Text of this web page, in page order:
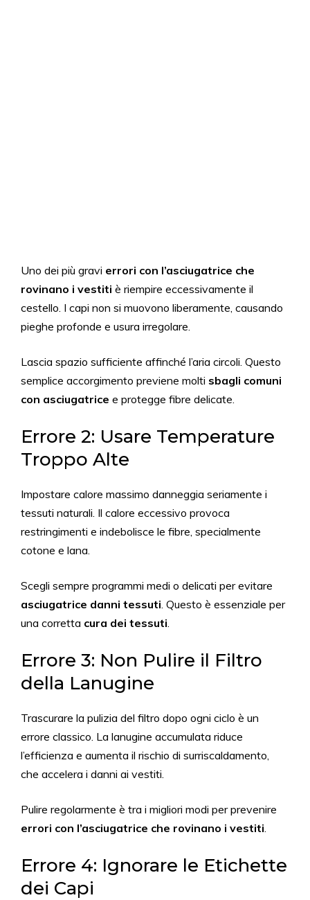
Uno dei più gravi errori con l’asciugatrice che
rovinano i vestiti è riempire eccessivamente il
cestello. I capi non si muovono liberamente, causando
pieghe profonde e usura irregolare.
Lascia spazio sufficiente affinché l’aria circoli. Questo
semplice accorgimento previene molti sbagli comuni
con asciugatrice e protegge fibre delicate.
Errore 2: Usare Temperature
Troppo Alte
Impostare calore massimo danneggia seriamente i
tessuti naturali. Il calore eccessivo provoca
restringimenti e indebolisce le fibre, specialmente
cotone e lana.
Scegli sempre programmi medi o delicati per evitare
asciugatrice danni tessuti. Questo è essenziale per
una corretta cura dei tessuti.
Errore 3: Non Pulire il Filtro
della Lanugine
Trascurare la pulizia del filtro dopo ogni ciclo è un
errore classico. La lanugine accumulata riduce
l’efficienza e aumenta il rischio di surriscaldamento,
che accelera i danni ai vestiti.
Pulire regolarmente è tra i migliori modi per prevenire
errori con l’asciugatrice che rovinano i vestiti.
Errore 4: Ignorare le Etichette
dei Capi